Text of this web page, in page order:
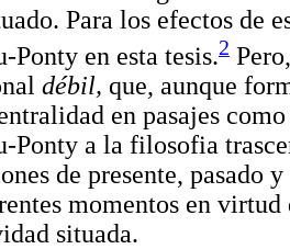
Para los efectos de
Ponty en esta tesis.2
débil, que, aunque
en pasajes
Ponty a la filosofia
de presente, pasado
momentos en virtud
situada.